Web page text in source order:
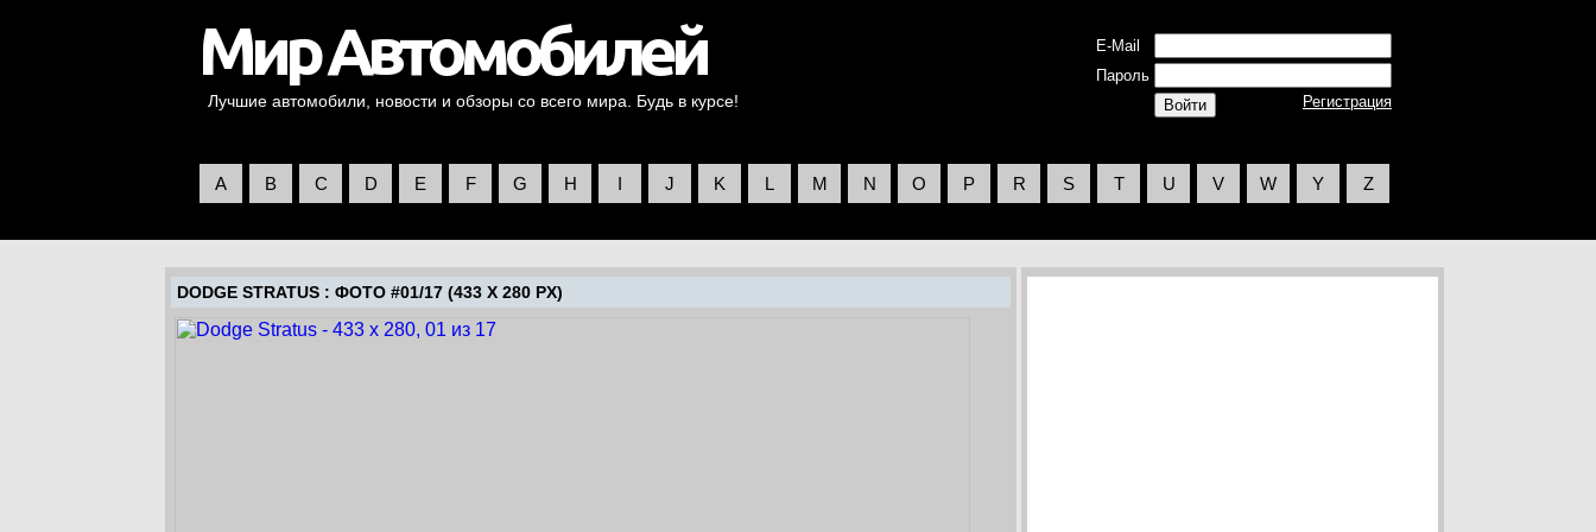
Лучшие автомобили, новости и обзоры со всего мира. Будь в курсе!
E-Mail
Пароль
Регистрация
A B C D E F G H I J K L M N O P R S T U V W Y Z
DODGE STRATUS: ФОТО #01/17 (433 X 280 PX)